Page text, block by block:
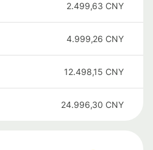
2.499,63 CNY
4.999,26 CNY
12.498,15 CNY
24.996,30 CNY